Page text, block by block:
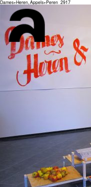
Dames+Heren, Appels+Peren_2917